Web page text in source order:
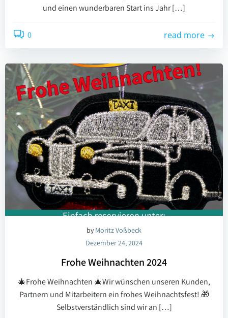
und einen wunderbaren Start ins Jahr […]
0 read more
by Moritz Voßbeck
Dezember 24, 2024
Frohe Weihnachten 2024
🎄Frohe Weihnachten 🎄Wir wünschen unseren Kunden,
Partnern und Mitarbeitern ein frohes Weihnachtsfest! 🎁
Selbstverständlich sind wir an […]